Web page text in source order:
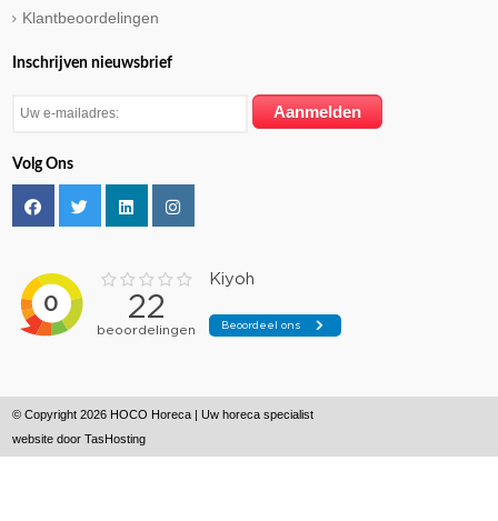
Klantbeoordelingen
Inschrijven nieuwsbrief
Volg Ons
© Copyright 2026 HOCO Horeca | Uw horeca specialist
website doorTasHosting